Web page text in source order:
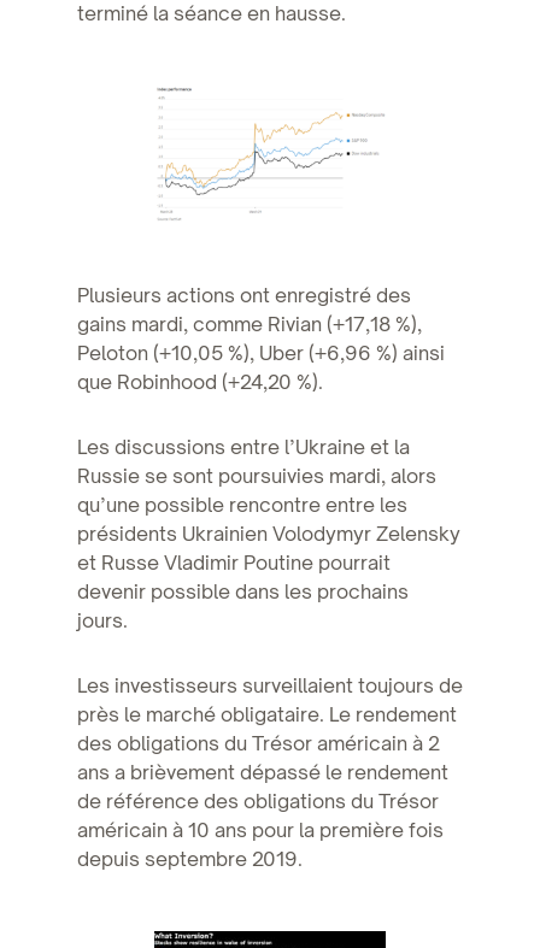
terminé la séance en hausse.
Plusieurs actions ont enregistré des
gains mardi, comme Rivian (+17,18 %),
Peloton (+10,05 %), Uber (+6,96 %) ainsi
que Robinhood (+24,20 %).
Les discussions entre l’Ukraine et la
Russie se sont poursuivies mardi, alors
qu’une possible rencontre entre les
présidents Ukrainien Volodymyr Zelensky
et Russe Vladimir Poutine pourrait
devenir possible dans les prochains
jours.
Les investisseurs surveillaient toujours de
près le marché obligataire. Le rendement
des obligations du Trésor américain à 2
ans a brièvement dépassé le rendement
de référence des obligations du Trésor
américain à 10 ans pour la première fois
depuis septembre 2019.